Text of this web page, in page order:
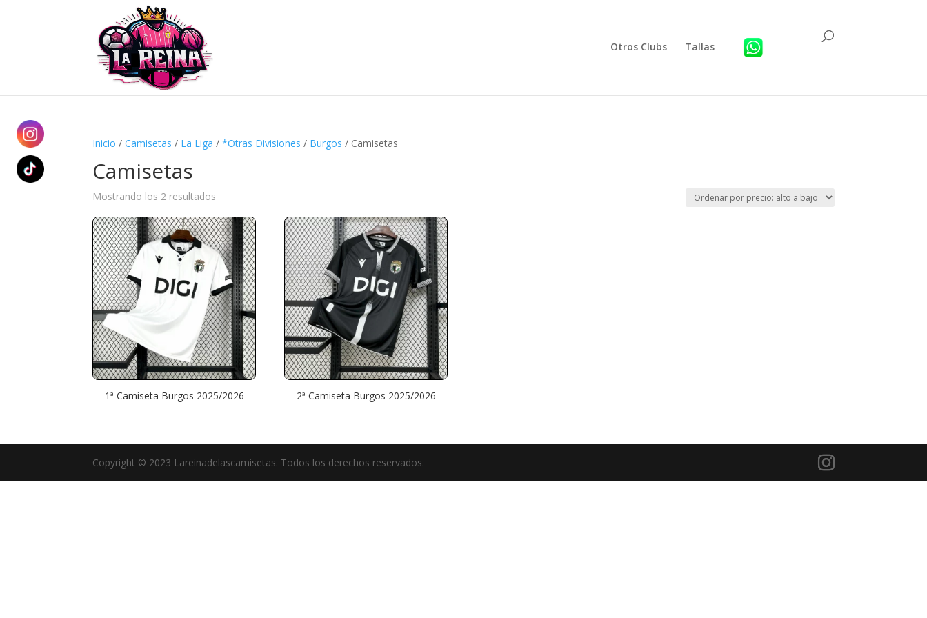
Otros Clubs Tallas
Inicio /Camisetas / La Liga /*Otras Divisiones / Burgos / Camisetas
Camisetas
Mostrando los 2 resultados
precio:
alto
a
bajo
1ª Camiseta Burgos 2025/2026 2ª Camiseta Burgos 2025/2026
Copyright © 2023 Lareinadelascamisetas. Todos los derechos reservados.